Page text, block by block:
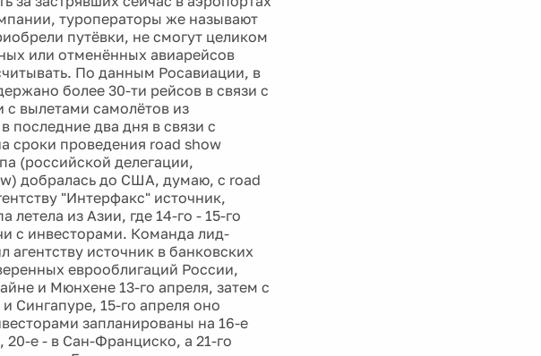
туроператоры же называют
путёвки, не смогут целиком
или отменённых авиарейсов
По данным Росавиации, в
более 30-ти рейсов в связи с
вылетами самолётов из
последние два дня в связи с
сроки проведения road show
(российской делегации,
добралась до США, думаю, с road
"Интерфакс" источник,
из Азии, где 14-го - 15-го
с инвесторами. Команда лид-
источник в банковских
еврооблигаций России,
и Мюнхене 13-го апреля, затем с
Сингапуре, 15-го апреля оно
запланированы на 16-е
20-е - в Сан-Франциско, а 21-го